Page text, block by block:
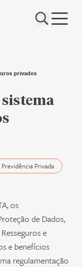
privados
Privada
os
de Dados,
e
e benefícios
regulamentação